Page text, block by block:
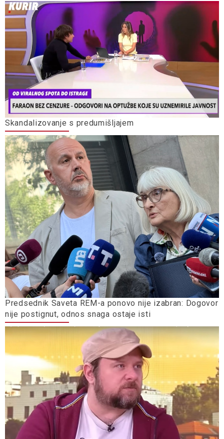
Skandalizovanje s predumišljajem
Predsednik Saveta REM-a ponovo nije izabran: Dogovor
nije postignut, odnos snaga ostaje isti